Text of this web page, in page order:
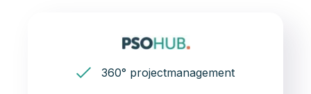
360° projectmanagement